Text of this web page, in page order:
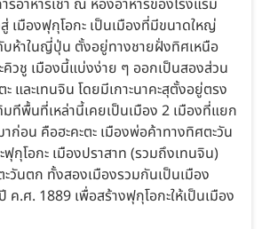
เมืองฟุกุโอกะ เป็นเมืองที่มีขนาดใหญ่
บห้าในญี่ปุ่น ตั้งอยู่ทางชายฝั่งทิศเหนือ
คิวชู เมืองนี้แบ่งง่าย ๆ ออกเป็นสองส่วน
ะ และเทนจิน โดยมีเกาะนาคะสุตั้งอยู่ตรง
มทีพื้นที่เหล่านี้เคยเป็นเมือง 2 เมืองที่แยก
ก่อน คือฮะคะตะ เมืองพ่อค้าทางทิศตะวัน
ฟุกุโอกะ เมืองปราสาท (รวมถึงเทนจิน)
วันตก ทั้งสองเมืองรวมกันเป็นเมือง
ค.ศ. 1889 เพื่อสร้างฟุกุโอกะให้เป็นเมือง